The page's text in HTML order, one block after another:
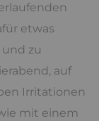
etwas
zu
auf
Irritationen
mit einem